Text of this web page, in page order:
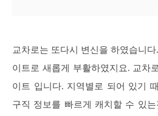
교차로는 또다시 변신을 하였습니
이트로 새롭게 부활하였지요. 교차
이트 입니다. 지역별로 되어 있기
구직 정보를 빠르게 캐치할 수 있